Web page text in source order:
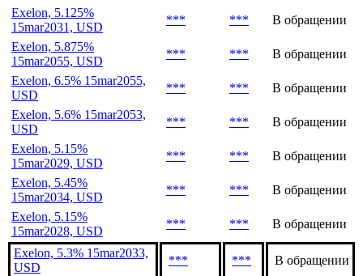
Exelon, 5.125%
15mar2031, USD
*** ***
В обращении
Exelon, 5.875%
15mar2055, USD
*** ***
В обращении
Exelon, 6.5% 15mar2055,
USD
*** ***
В обращении
Exelon, 5.6% 15mar2053,
USD
*** ***
В обращении
Exelon, 5.15%
15mar2029, USD
*** ***
В обращении
Exelon, 5.45%
15mar2034, USD
*** ***
В обращении
Exelon, 5.15%
15mar2028, USD
*** *** В обращении
Exelon, 5.3% 15mar2033,
USD
*** *** В обращении